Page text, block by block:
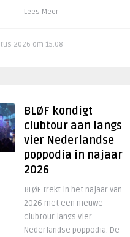
Lees Meer
2026 om 15:08
BLØF kondigt
clubtour aan langs
vier Nederlandse
poppodia in najaar
2026
BLØF trekt in het najaar van
2026 met een nieuwe
clubtour langs vier
Nederlandse poppodia. De